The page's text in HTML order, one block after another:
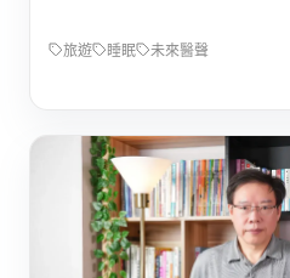
旅遊 睡眠 未來醫聲